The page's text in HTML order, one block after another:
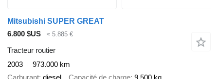
Mitsubishi SUPER GREAT
6.800 $US
≈ 5.885 €
Tracteur routier
2003
973.000 km
Carburant diesel Capacité de charge 9.500 kg